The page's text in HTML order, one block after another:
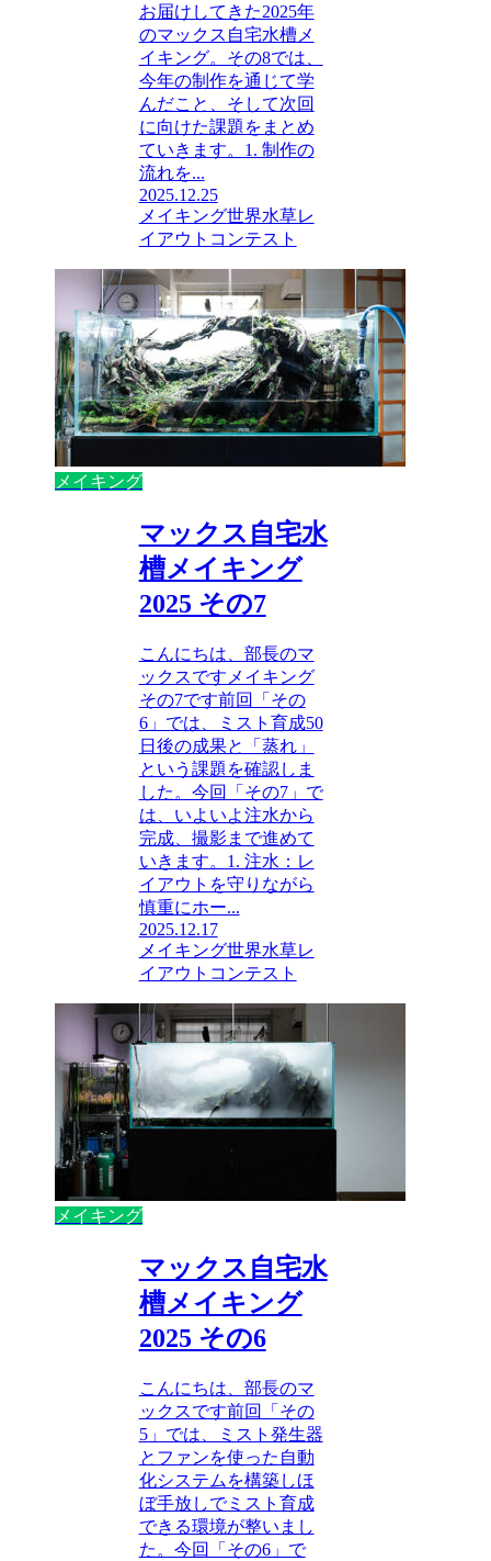
お届けしてきた2025年
のマックス自宅水槽メ
イキング。その8では、
今年の制作を通じて学
んだこと、そして次回
に向けた課題をまとめ
ていきます。1. 制作の
流れを...
2025.12.25
メイキング世界水草レ
イアウトコンテスト
メイキング
マックス自宅水
槽メイキング
2025 その7
こんにちは、部長のマ
ックスですメイキング
その7です前回「その
6」では、ミスト育成50
日後の成果と「蒸れ」
という課題を確認しま
した。今回「その7」で
は、いよいよ注水から
完成、撮影まで進めて
いきます。1. 注水：レ
イアウトを守りながら
慎重にホー...
2025.12.17
メイキング世界水草レ
イアウトコンテスト
メイキング
マックス自宅水
槽メイキング
2025 その6
こんにちは、部長のマ
ックスです前回「その
5」では、ミスト発生器
とファンを使った自動
化システムを構築しほ
ぼ手放しでミスト育成
できる環境が整いまし
た。今回「その6」で